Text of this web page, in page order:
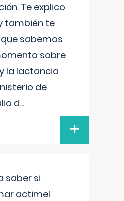
Te explico
también te
sabemos
sobre
la lactancia
de
d...
+
saber si
actimel